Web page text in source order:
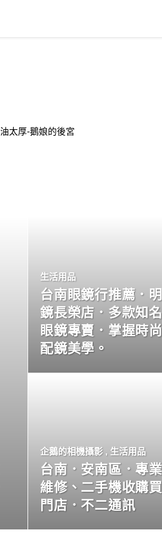
生活用品
台南眼鏡行推薦．
鏡長榮店．多款知
眼鏡專賣．掌握時
配鏡美學。
企鵝的相機攝影 , 生活用品
台南．安南區．專
維修、二手機收購
門店．不二通訊